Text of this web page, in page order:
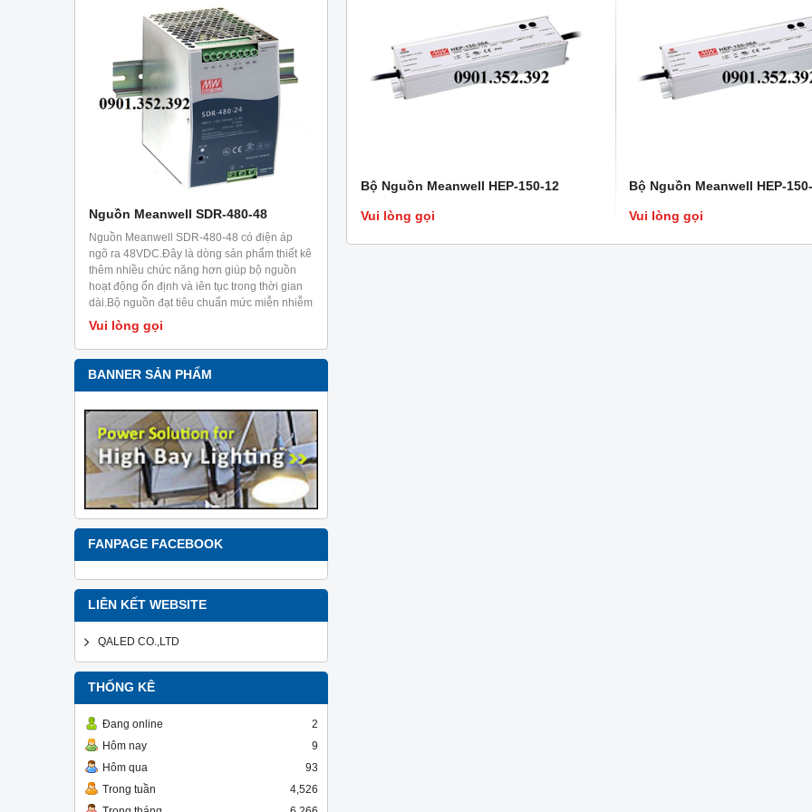
Nguồn Meanwell SDR-480-48
Nguồn Meanwell SDR-480-48 có điện áp
ngõ ra 48VDC.Đây là dòng sản phẩm thiết kê
thêm nhiều chức năng hơn giúp bộ nguồn
hoạt động ổn định và iên tục trong thời gian
dài.Bộ nguồn đạt tiêu chuẩn mức miễn nhiễm
trong công nghiệp EN61000-6-2.Sản phẩm
chuyên dùng cho tủ điện, có thể cài đặt trên
ray TS35/7.5 hoặc 15.
Vui lòng gọi
Nguồn Meanwell SDR-120-48 Nguồn Meanwell RSP-2400-48
BANNER SẢN PHẨM
FANPAGE FACEBOOK
LIÊN KẾT WEBSITE
QALED CO.,LTD
THỐNG KÊ
Đang online
2
Hôm nay
9
Hôm qua
93
Trong tuần
4,526
Bộ Nguồn Meanwell HEP-150-12
Vui lòng gọi
Bộ Nguồn Meanwell HEP-
Vui lòng gọi